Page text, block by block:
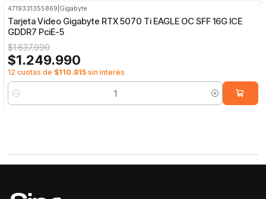
4719331355869 Gigabyte
Tarjeta Video Gigabyte RTX 5070 Ti EAGLE OC SFF 16G ICE
GDDR7 PciE-5
$1.637.990
$1.249.990
12 cuotas de $110.815 sin interés
Cantidad